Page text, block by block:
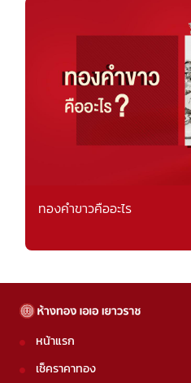
ทองคำขาวคืออะไร
หน้าแรก
เช็คราคาทอง